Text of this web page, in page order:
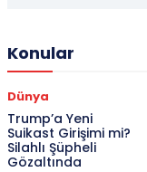
Konular
Dünya
Trump’a Yeni
Suikast Girişimi mi?
Silahlı Şüpheli
Gözaltında